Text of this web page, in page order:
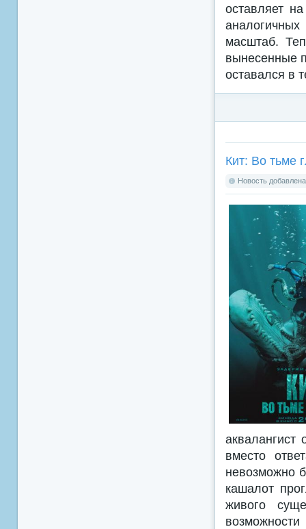
оставляет
масштаб.
вынесенные
оставался в
Кит: Во тьме
Новость
аквалангист
вместо
невозможно
кашалот
живого